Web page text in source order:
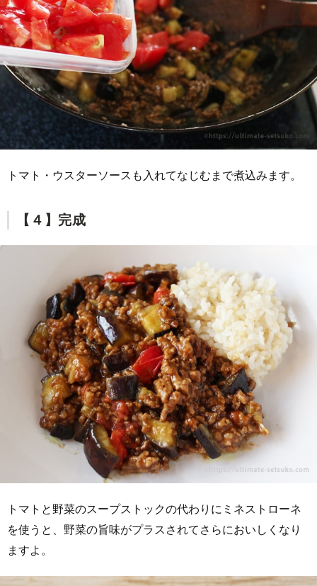
トマト・ウスターソースも入れてなじむまで煮込みます。
【４】完成
トマトと野菜のスープストックの代わりにミネストローネ
を使うと、野菜の旨味がプラスされてさらにおいしくなり
ますよ。